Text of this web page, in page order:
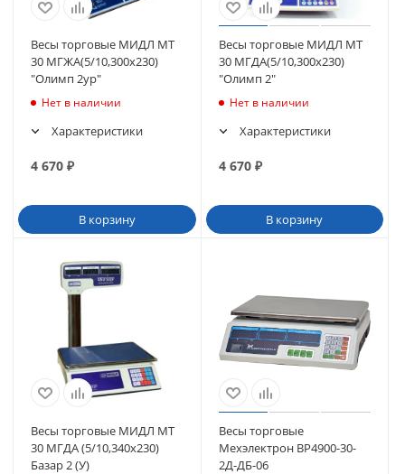
Весы торговые МИДЛ МТ
30 МГЖА(5/10,300х230)
"Олимп 2ур"
Нет в наличии
Характеристики
4 670 ₽
В корзину
Весы торговые МИДЛ МТ
30 МГДА(5/10,300х230)
"Олимп 2"
Нет в наличии
Характеристики
4 670₽
В корзину
Весы торговые МИДЛ МТ
30 МГДА (5/10,340х230)
Базар 2 (У)
Весы торговые
Мехэлектрон ВР4900-30-
2Д-ДБ-06